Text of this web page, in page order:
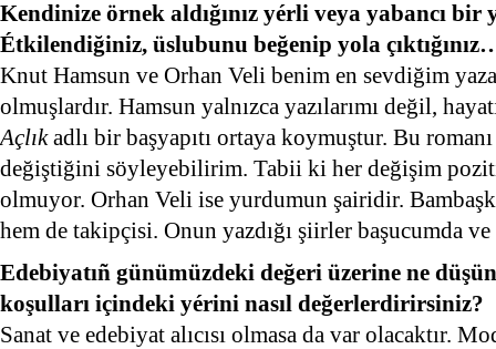
Kendinize örnek aldığınız yérli veya yabancı bir
Étkilendiğiniz, üslubunu beğenip yola
Knut Hamsun ve Orhan Veli benim en sevdiğim
olmuşlardır. Hamsun yalnızca yazılarımı değil,
Açlıkadlı bir başyapıtı ortaya koymuştur. Bu
değiştiğini söyleyebilirim. Tabii ki her değişim
olmuyor. Orhan Veli ise yurdumun şairidir.
hem de takipçisi. Onun yazdığı şiirler başucumda
Edebiyatıñ günümüzdeki değeri üzerine ne
koşulları içindeki yérini nasıl değerlerdirirsiniz?
Sanat ve edebiyat alıcısı olmasa da var olacaktır.